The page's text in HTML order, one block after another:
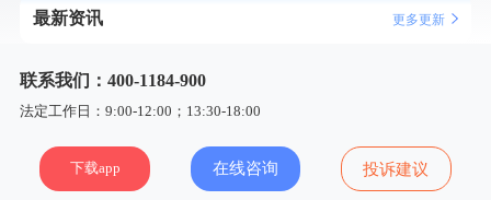
最新资讯 更多更新
联系我们：400-1184-900
法定工作日：9:00-12:00；13:30-18:00
下载app 在线咨询 投诉建议